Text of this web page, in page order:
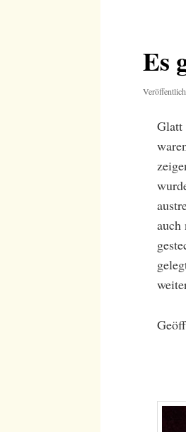
Es
Glatt
auch